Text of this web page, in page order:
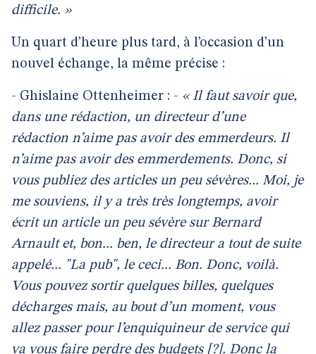
difficile. »
Un quart d’heure plus tard, à l’occasion d’un
nouvel échange, la même précise :
- Ghislaine Ottenheimer : - « Il faut savoir que,
dans une rédaction, un directeur d’une
rédaction n’aime pas avoir des emmerdeurs. Il
n’aime pas avoir des emmerdements. Donc, si
vous publiez des articles un peu sévères... Moi, je
me souviens, il y a très très longtemps, avoir
écrit un article un peu sévère sur Bernard
Arnault et, bon... ben, le directeur a tout de suite
appelé... "La pub", le ceci... Bon. Donc, voilà.
Vous pouvez sortir quelques billes, quelques
décharges mais, au bout d’un moment, vous
allez passer pour l’enquiquineur de service qui
va vous faire perdre des budgets [?]. Donc la